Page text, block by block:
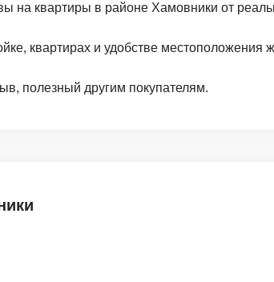
на квартиры в районе Хамовники от
квартирах и удобстве местоположения
полезный другим покупателям.